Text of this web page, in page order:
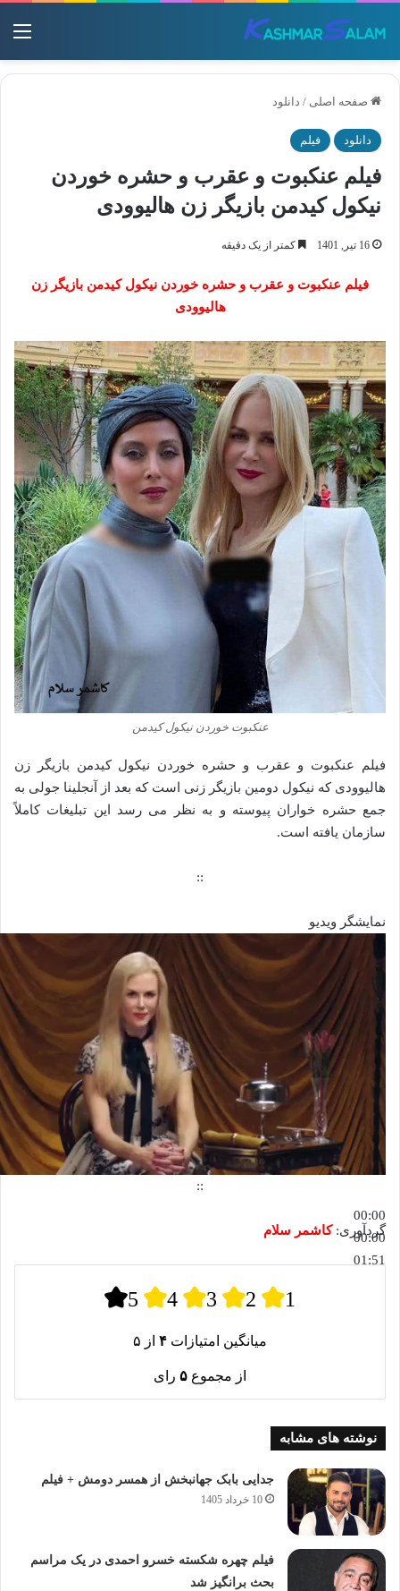
صفحه اصلی / دانلود
دانلود فیلم
فیلم عنکبوت و عقرب و حشره خوردن
نیکول کیدمن بازیگر زن هالیوودی
16 تیر, 1401 کمتر از یک دقیقه
فیلم عنکبوت و عقرب و حشره خوردن نیکول کیدمن بازیگر زن
هالیوودی
عنکبوت خوردن نیکول کیدمن
فیلم عنکبوت و عقرب و حشره خوردن نیکول کیدمن بازیگر زن
هالیوودی که نیکول دومین بازیگر زنی است که بعد از آنجلینا جولی به
جمع حشره خواران پیوسته و به نظر می‌ رسد این تبلیغات کاملاً
سازمان یافته است.
::
نمایشگر ویدیو
00:00
00:00
01:51
::
گردآوری:کاشمر سلام
5 4 3 2 1
میانگین امتیازات ۴ از ۵
از مجموع ۵ رای
نوشته های مشابه
جدایی بابک جهانبخش از همسر دومش + فیلم
10 خرداد 1405
فیلم چهره شکسته خسرو احمدی در یک مراسم
بحث برانگیز شد